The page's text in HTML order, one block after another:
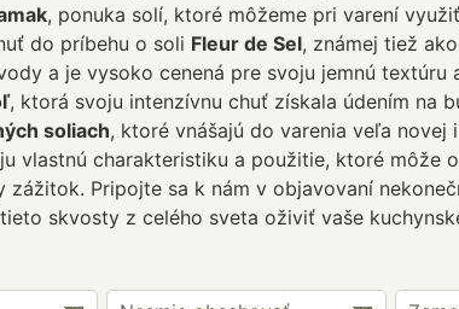
, ponuka solí, ktoré môžeme pri varení
do príbehu o soli Fleur de Sel, známej tiež
a je vysoko cenená pre svoju jemnú textúru
, ktorá svoju intenzívnu chuť získala údením na
soliach, ktoré vnášajú do varenia veľa
vlastnú charakteristiku a použitie, ktoré môže
zážitok. Pripojte sa k nám v objavovaní
skvosty z celého sveta oživiť vaše